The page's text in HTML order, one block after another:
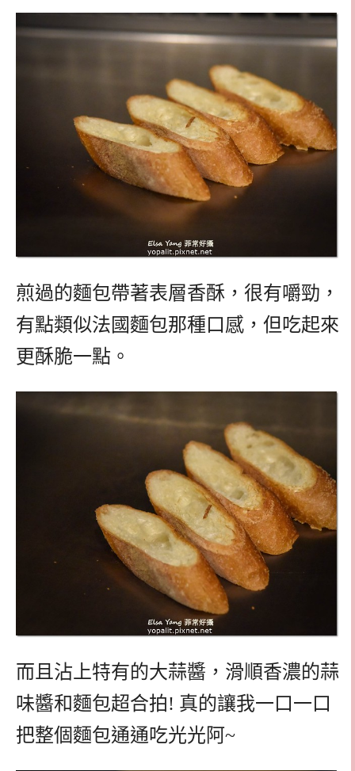
煎過的麵包帶著表層香酥，很有嚼勁，
有點類似法國麵包那種口感，但吃起來
更酥脆一點。
而且沾上特有的大蒜醬，滑順香濃的蒜
味醬和麵包超合拍! 真的讓我一口一口
把整個麵包通通吃光光阿~